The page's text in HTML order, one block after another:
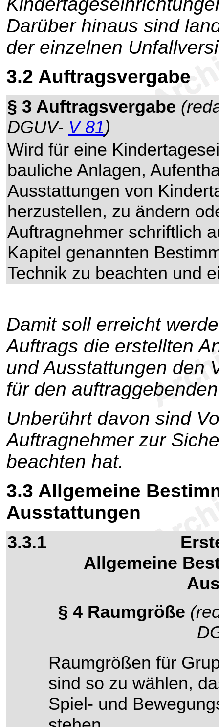
Darüber hinaus sind
der einzelnen
3.2 Auftragsvergabe
§ 3 Auftragsvergabe
DGUV- V 81)
Wird für eine
bauliche Anlagen,
Ausstattungen von
herzustellen, zu ändern
Auftragnehmer schriftlich
Kapitel genannten
Technik zu beachten und
Damit soll erreicht
Auftrags die erstellten
und Ausstattungen den
für den
Unberührt davon sind
Auftragnehmer zur
beachten hat.
3.3 Allgemeine
Ausstattungen
3.3.1
Allgemeine
§ 4 Raumgröße
Raumgrößen für
sind so zu wählen,
Spiel- und